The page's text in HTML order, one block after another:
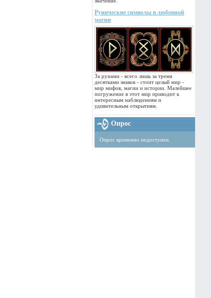
Рунические символы в любовной
магии
За рунами - всего лишь за тремя
десятками знаков - стоит целый мир -
мир мифов, магии и истории. Малейшее
погружение в этот мир приводит к
интересным наблюдениям и
удивительным открытиям.
Опрос
Опрос временно недоступен.